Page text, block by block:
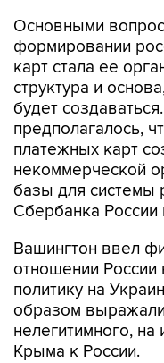
Основными
формировании
карт стала ее
структура и
будет
предполагалось,
платежных карт
некоммерческой
базы для системы
Сбербанка России
Вашингтон ввел
отношении России
политику на
образом
нелегитимного, на
Крыма к России.